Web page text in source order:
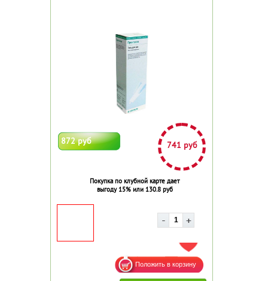
872 руб 741 руб
Покупка по клубной карте дает
выгоду 15% или 130.8 руб
ДОБАВИТЬ В ИЗБРАННОЕ